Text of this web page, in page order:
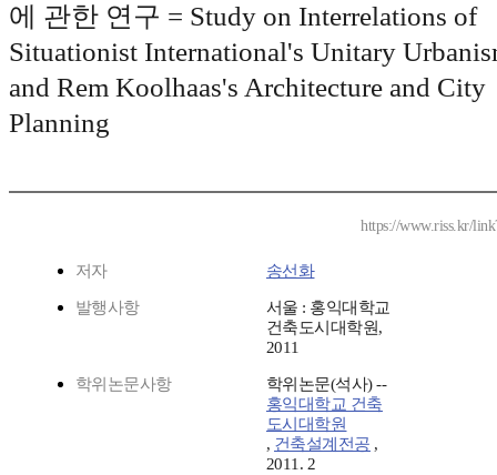
에 관한 연구 = Study on Interrelations of
Situationist International's Unitary
and Rem Koolhaas's Architecture and City
Planning
https://www.riss.kr/
저자 송선화
발행사항
서울 : 홍익대학교
건축도시대학원,
2011
학위논문사항
학위논문(석사) --
홍익대학교 건축
도시대학원
, 건축설계전공 ,
2011. 2